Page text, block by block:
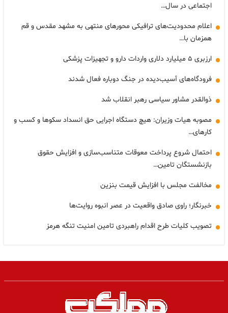
اجتماعی در سال…
اعلام محدودیت‌های ترافیکی محورهای منتهی به مشهد مقدس و قم
همزمان با…
ارزبری ۵ میلیارد دلاری واردات دارو و تجهیزات پزشکی
فرودگاه‌های آسیب‌دیده در جنگ دوباره فعال شدند
ذوالقدر مشاور سیاسی رهبر انقلاب شد
مصوبه هیات وزیران: هیچ دستگاه اجرایی حق انسداد سکوها و کسب و
کارهای…
احتمال شروع پرداخت معوقات متناسب‌سازی و افزایش حقوق
بازنشستگان تامین…
مخالفت مجلس با افزایش قیمت بنزین
خبرنگار؛ راوی صادق واقعیت در عصر انبوه روایت‌ها
تصویب کلیات طرح اقدام راهبردی تامین امنیت تنگه هرمز